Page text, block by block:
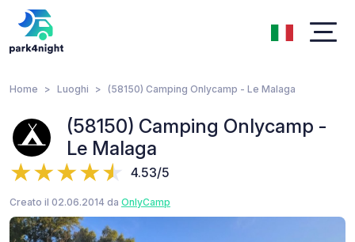
Home Luoghi (58150) Camping Onlycamp - Le Malaga
(58150) Camping Onlycamp -
Le Malaga
4.53/5
Creato il 02.06.2014 da OnlyCamp